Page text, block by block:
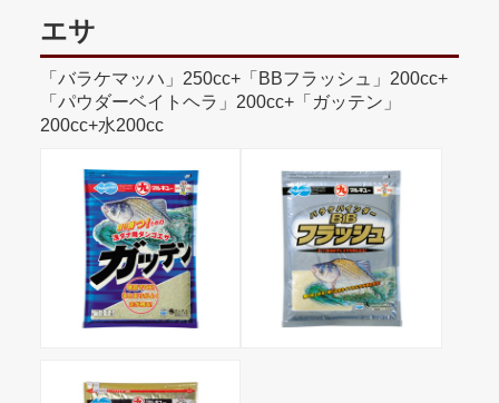
エサ
「バラケマッハ」250cc+「BBフラッシュ」200cc+
「パウダーベイトヘラ」200cc+「ガッテン」
200cc+水200cc